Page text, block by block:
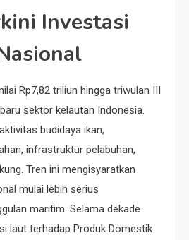
Investasi
Rp7,82 triliun hingga triwulan III
sektor kelautan Indonesia.
budidaya ikan,
infrastruktur pelabuhan,
Tren ini mengisyaratkan
mulai lebih serius
maritim. Selama dekade
laut terhadap Produk Domestik